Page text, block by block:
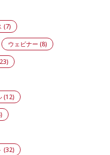
(7)
ウェビナー (8)
(12)
(32)